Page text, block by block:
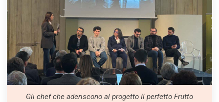
Gli chef che aderiscono al progetto Il perfetto Frutto